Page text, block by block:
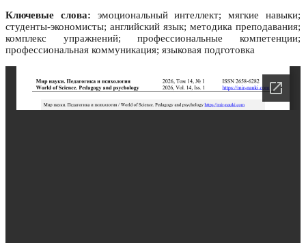
Ключевые слова: эмоциональный интеллект; мягкие навыки;
студенты-экономисты; английский язык; методика преподавания;
комплекс упражнений; профессиональные компетенции;
профессиональная коммуникация; языковая подготовка